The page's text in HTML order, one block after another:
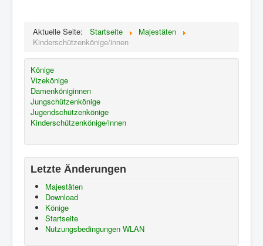
Aktuelle Seite: Startseite
Majestäten
Kinderschützenkönige/innen
Könige
Vizekönige
Damenköniginnen
Jungschützenkönige
Jugendschützenkönige
Kinderschützenkönige/innen
Letzte Änderungen
Majestäten
Download
Könige
Startseite
Nutzungsbedingungen WLAN